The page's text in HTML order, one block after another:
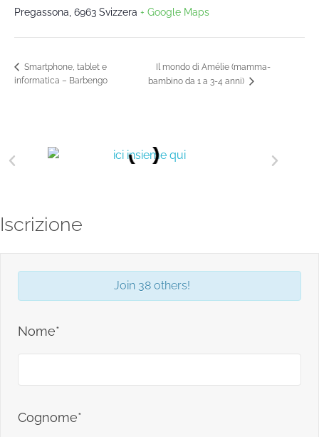
Pregassona 6963 Svizzera + Google Maps
Smartphone, tablet e
informatica – Barbengo
Il mondo di Amélie (mamma-
bambino da 1 a 3-4 anni)
Iscrizione
Join 38 others!
Nome*
Cognome*